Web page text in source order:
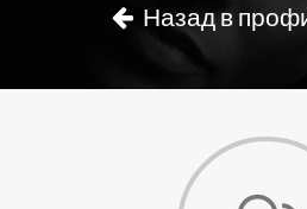
Назад в